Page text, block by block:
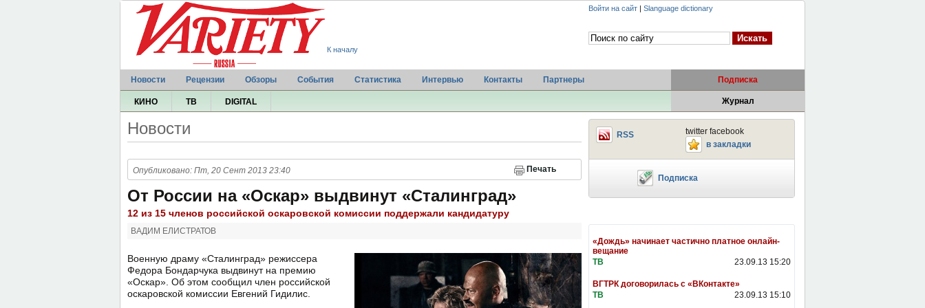
К началу
Войти на сайт | Slanguage dictionary
Новости Рецензии Обзоры События Статистика Интервью Контакты Партнеры Подписка
КИНО ТВ DIGITAL Журнал
Новости
Печать
Опубликовано: Пт, 20 Сент 2013 23:40
От России на «Оскар» выдвинут «Сталинград»
12 из 15 членов российской оскаровской комиссии поддержали кандидатуру
ВАДИМ ЕЛИСТРАТОВ
Военную драму «Сталинград» режиссера
Федора Бондарчука выдвинут на премию
«Оскар». Об этом сообщил член российской
оскаровской комиссии Евгений Гидилис.
twitter facebook
RSS
в закладки
Подписка
«Дождь» начинает частично платное онлайн-
вещание
23.09.13 15:20
ТВ
ВГТРК договорилась с «ВКонтакте»
23.09.13 15:10
ТВ